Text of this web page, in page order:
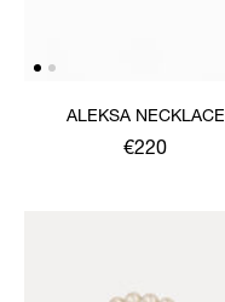
ALEKSA NECKLACE
€220